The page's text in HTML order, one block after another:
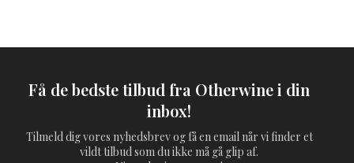
Få de bedste tilbud fra Otherwine i din
inbox!
Tilmeld dig vores nyhedsbrev og få en email når vi finder et
vildt tilbud som du ikke må gå glip af.